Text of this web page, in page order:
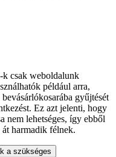
k csak weboldalunk
például arra,
gyűjtését
Ez azt jelenti, hogy
nem lehetséges, így ebből
át harmadik félnek.
a szükséges